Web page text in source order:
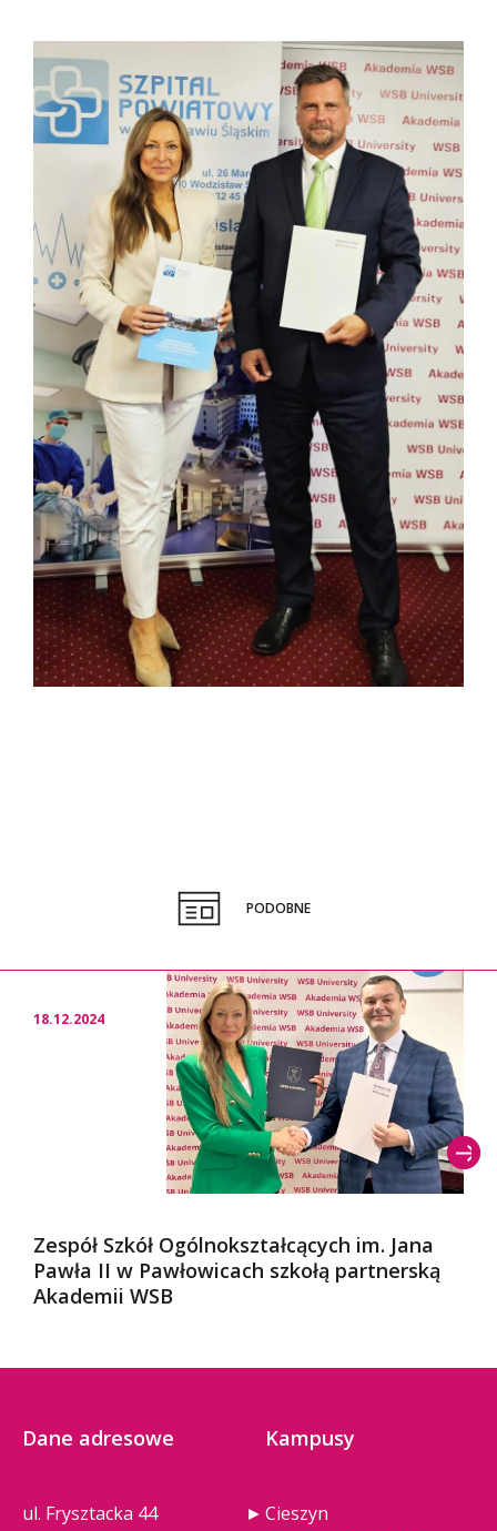
PODOBNE
18.12.2024
Zespół Szkół Ogólnokształcących im. Jana
Pawła II w Pawłowicach szkołą partnerską
Akademii WSB
Dane adresowe
ul. Frysztacka 44
Kampusy
Cieszyn